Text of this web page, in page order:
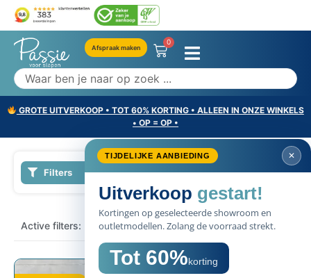
Afspraak maken
0
GROTE UITVERKOOP • TOT 60% KORTING • ALLEEN IN ONZE WINKELS
• OP = OP •
TIJDELIJKE AANBIEDING ✕
Uitverkoop gestart!
Kortingen op geselecteerde showroom en
outletmodellen. Zolang de voorraad strekt.
Tot 60%korting
Filters
Active filters: Afhankelijk van matraskeuze ×